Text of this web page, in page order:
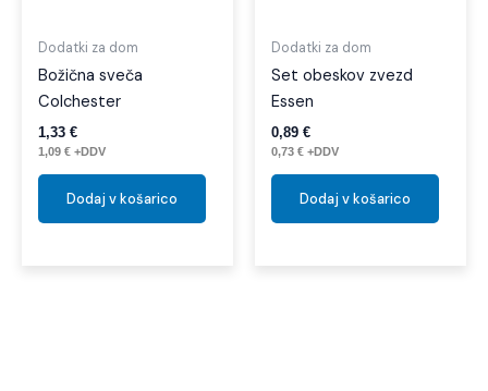
Dodatki za dom
Božična sveča
Colchester
1,33 €
1,09 € +DDV
Dodaj v košarico
Dodatki za dom
Set obeskov zvezd
Essen
0,89 €
0,73 € +DDV
Dodaj v košarico